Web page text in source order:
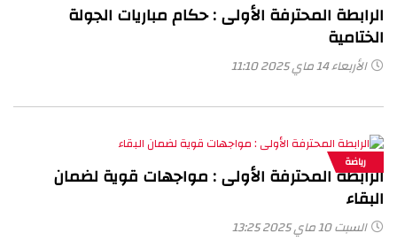
الرابطة المحترفة الأولى : حكام مباريات الجولة
الختامية
الأربعاء 14 ماي 2025 11:10
رياضة
الرابطة المحترفة الأولى : مواجهات قوية لضمان
البقاء
السبت 10 ماي 2025 13:25